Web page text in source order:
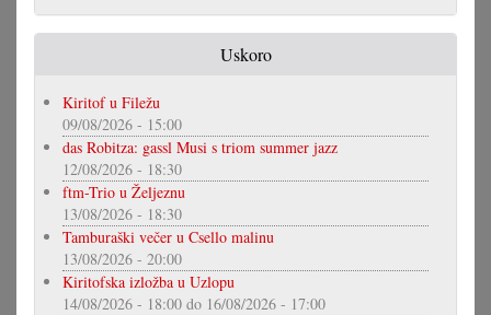
Uskoro
Kiritof u Filežu
09/08/2026 - 15:00
das Robitza: gassl Musi s triom summer jazz
12/08/2026 - 18:30
ftm-Trio u Željeznu
13/08/2026 - 18:30
Tamburaški večer u Csello malinu
13/08/2026 - 20:00
Kiritofska izložba u Uzlopu
14/08/2026 - 18:00 do 16/08/2026 - 17:00